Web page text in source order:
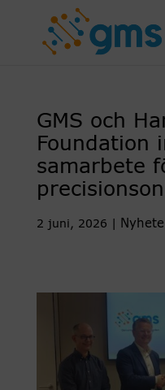
GMS och
Foundation
samarbete
2 juni, 2026